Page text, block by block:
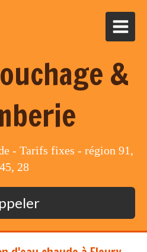
&
- Tarifs fixes - région 91,
45, 28